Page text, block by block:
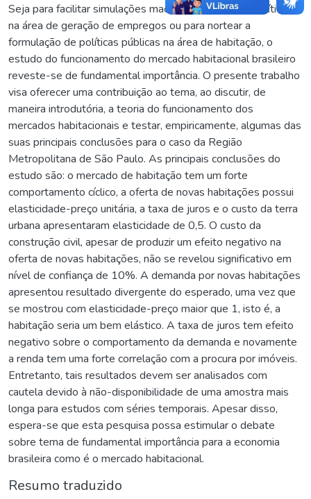
Seja para facilitar simulações macroeconômicas de políticas
na área de geração de empregos ou para nortear a
formulação de políticas públicas na área de habitação, o
estudo do funcionamento do mercado habitacional brasileiro
reveste-se de fundamental importância. O presente trabalho
visa oferecer uma contribuição ao tema, ao discutir, de
maneira introdutória, a teoria do funcionamento dos
mercados habitacionais e testar, empiricamente, algumas das
suas principais conclusões para o caso da Região
Metropolitana de São Paulo. As principais conclusões do
estudo são: o mercado de habitação tem um forte
comportamento cíclico, a oferta de novas habitações possui
elasticidade-preço unitária, a taxa de juros e o custo da terra
urbana apresentaram elasticidade de 0,5. O custo da
construção civil, apesar de produzir um efeito negativo na
oferta de novas habitações, não se revelou significativo em
nível de confiança de 10%. A demanda por novas habitações
apresentou resultado divergente do esperado, uma vez que
se mostrou com elasticidade-preço maior que 1, isto é, a
habitação seria um bem elástico. A taxa de juros tem efeito
negativo sobre o comportamento da demanda e novamente
a renda tem uma forte correlação com a procura por imóveis.
Entretanto, tais resultados devem ser analisados com
cautela devido à não-disponibilidade de uma amostra mais
longa para estudos com séries temporais. Apesar disso,
espera-se que esta pesquisa possa estimular o debate
sobre tema de fundamental importância para a economia
brasileira como é o mercado habitacional.
Resumo traduzido